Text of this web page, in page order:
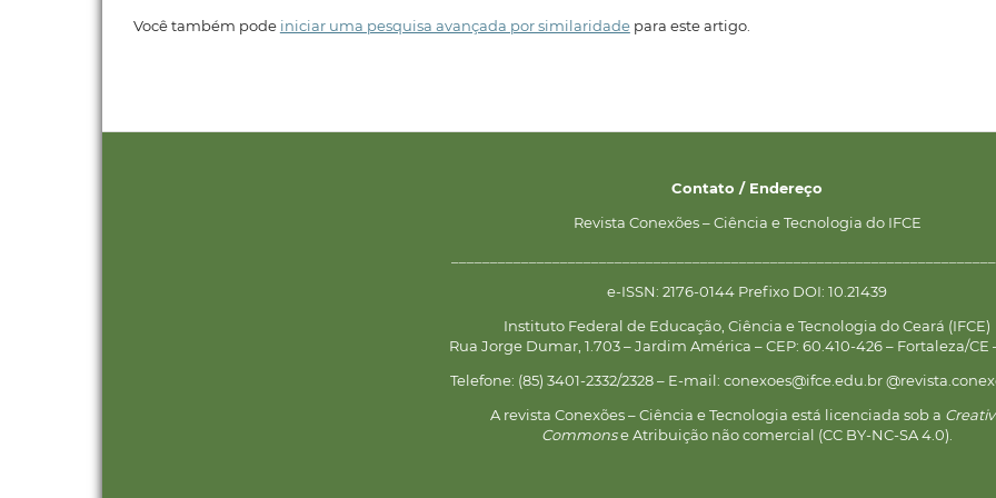
Você também pode iniciar uma pesquisa avançada por similaridadepara este artigo.
Contato / Endereço
Revista Conexões – Ciência e Tecnologia do IFCE
e-ISSN: 2176-0144 Prefixo DOI: 10.21439
Instituto Federal de Educação, Ciência e Tecnologia do Ceará (IFCE)
Rua Jorge Dumar, 1.703 – Jardim América – CEP: 60.410-426 – Fortaleza/CE
Telefone: (85) 3401-2332/2328 – E-mail: conexoes@ifce.edu.br
A revista Conexões – Ciência e Tecnologia está licenciada sob a
Commonse Atribuição não comercial (CC BY-NC-SA 4.0).